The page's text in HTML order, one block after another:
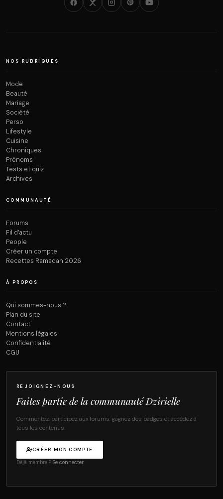
NOS RUBRIQUES
Mode
Beauté
Mariage
Société
Perso
Lifestyle
Cuisine
Chroniques
Prénoms
Tests et quiz
Archives
COMMUNAUTÉ
Forums
Fil d’actu
People
Créer un compte
Recettes Ramadan 2026
À PROPOS
Qui sommes-nous ?
Plan du site
Contact
Mentions légales
Confidentialité
CGU
REJOIGNEZ-NOUS
Faites partie de la communauté Dzirielle
Commentez, participez aux forums, gagnez des badges et accédez à
tous les contenus.
CRÉER MON COMPTE
Déjà membre ? Se connecter